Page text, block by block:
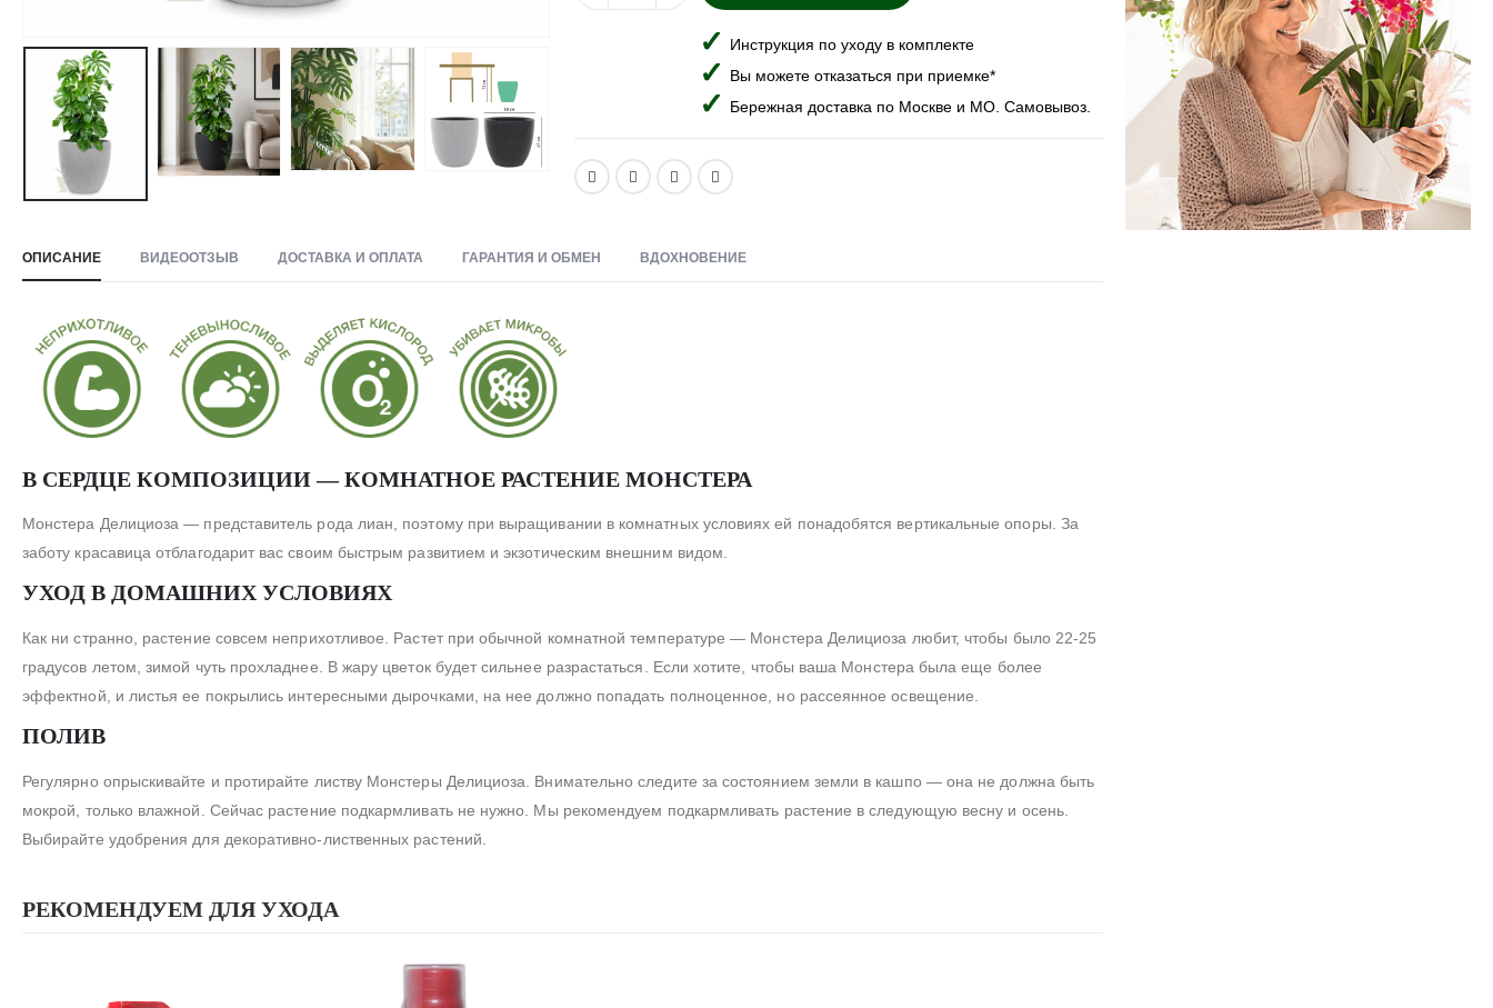
Инструкция по уходу в комплекте
Вы можете отказаться при приемке*
Бережная доставка по Москве и МО. Самовывоз.
ОПИСАНИЕ ВИДЕООТЗЫВ ДОСТАВКА И ОПЛАТА ГАРАНТИЯ И ОБМЕН ВДОХНОВЕНИЕ
В СЕРДЦЕ КОМПОЗИЦИИ — КОМНАТНОЕ РАСТЕНИЕ МОНСТЕРА
Монстера Делициоза — представитель рода лиан, поэтому при выращивании в комнатных условиях ей понадобятся вертикальные опоры. За
заботу красавица отблагодарит вас своим быстрым развитием и экзотическим внешним видом.
УХОД В ДОМАШНИХ УСЛОВИЯХ
Как ни странно, растение совсем неприхотливое. Растет при обычной комнатной температуре — Монстера Делициоза любит, чтобы было 22-25
градусов летом, зимой чуть прохладнее. В жару цветок будет сильнее разрастаться. Если хотите, чтобы ваша Монстера была еще более
эффектной, и листья ее покрылись интересными дырочками, на нее должно попадать полноценное, но рассеянное освещение.
ПОЛИВ
Регулярно опрыскивайте и протирайте листву Монстеры Делициоза. Внимательно следите за состоянием земли в кашпо — она не должна быть
мокрой, только влажной. Сейчас растение подкармливать не нужно. Мы рекомендуем подкармливать растение в следующую весну и осень.
Выбирайте удобрения для декоративно-лиственных растений.
РЕКОМЕНДУЕМ ДЛЯ УХОДА